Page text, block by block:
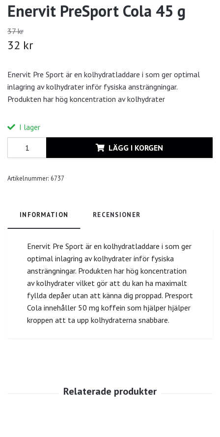
Enervit PreSport Cola 45 g
37 kr
32 kr
Enervit Pre Sport är en kolhydratladdare i som ger optimal
inlagring av kolhydrater inför fysiska ansträngningar.
Produkten har hög koncentration av kolhydrater
I lager
LÄGG I KORGEN
Artikelnummer: 6737
INFORMATION RECENSIONER
Enervit Pre Sport är en kolhydratladdare i som ger
optimal inlagring av kolhydrater inför fysiska
ansträngningar. Produkten har hög koncentration
av kolhydrater vilket gör att du kan ha maximalt
fyllda depåer utan att känna dig proppad. Presport
Cola innehåller 50 mg koffein som hjälper hjälper
kroppen att ta upp kolhydraterna snabbare.